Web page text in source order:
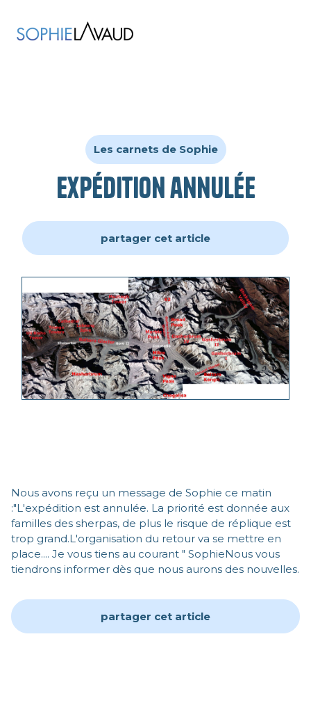
Les carnets de Sophie
Expédition annulée
partager cet article
Nous avons reçu un message de Sophie ce matin
:"L'expédition est annulée. La priorité est donnée aux
familles des sherpas, de plus le risque de réplique est
trop grand.L'organisation du retour va se mettre en
place.... Je vous tiens au courant " SophieNous vous
tiendrons informer dès que nous aurons des nouvelles.
partager cet article